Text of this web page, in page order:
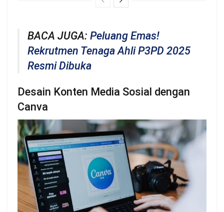
BACA JUGA: Peluang Emas!
Rekrutmen Tenaga Ahli P3PD 2025
Resmi Dibuka
Desain Konten Media Sosial dengan
Canva